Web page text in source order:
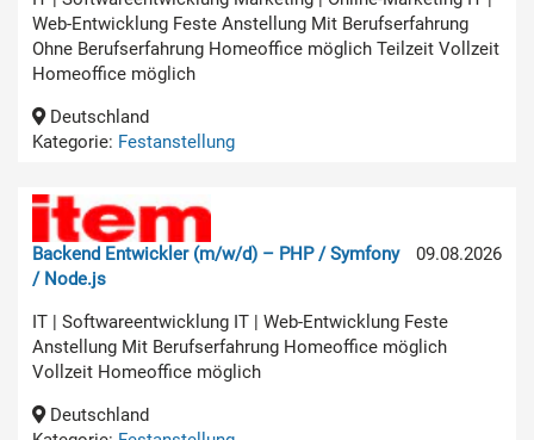
Web-Entwicklung Feste Anstellung Mit Berufserfahrung
Ohne Berufserfahrung Homeoffice möglich Teilzeit Vollzeit
Homeoffice möglich
Deutschland
Kategorie: Festanstellung
09.08.2026
Backend Entwickler (m/w/d) – PHP / Symfony
/ Node.js
IT | Softwareentwicklung IT | Web-Entwicklung Feste
Anstellung Mit Berufserfahrung Homeoffice möglich
Vollzeit Homeoffice möglich
Deutschland